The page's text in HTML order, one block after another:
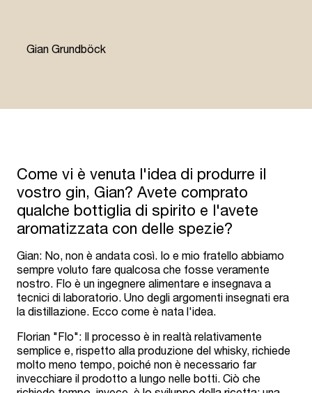
Gian Grundböck
Come vi è venuta l'idea di produrre il
vostro gin, Gian? Avete comprato
qualche bottiglia di spirito e l'avete
aromatizzata con delle spezie?
Gian: No, non è andata così. Io e mio fratello abbiamo
sempre voluto fare qualcosa che fosse veramente
nostro. Flo è un ingegnere alimentare e insegnava a
tecnici di laboratorio. Uno degli argomenti insegnati era
la distillazione. Ecco come è nata l'idea.
Florian "Flo": Il processo è in realtà relativamente
semplice e, rispetto alla produzione del whisky, richiede
molto meno tempo, poiché non è necessario far
invecchiare il prodotto a lungo nelle botti. Ciò che